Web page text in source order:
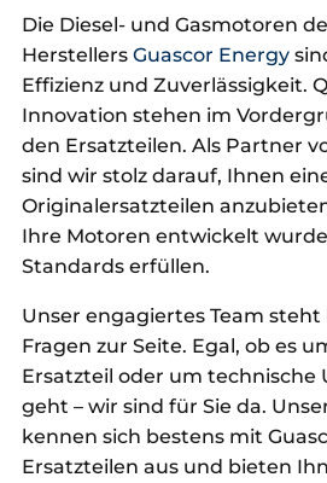
Die Diesel- und Gasmotoren
Herstellers Guascor Energy
Effizienz und Zuverlässigkeit.
Innovation stehen im
den Ersatzteilen. Als Partner
sind wir stolz darauf, Ihnen
Originalersatzteilen
Ihre Motoren entwickelt
Standards erfüllen.
Unser engagiertes Team steht
Fragen zur Seite. Egal, ob es
Ersatzteil oder um technische
geht – wir sind für Sie da.
kennen sich bestens mit
Ersatzteilen aus und bieten